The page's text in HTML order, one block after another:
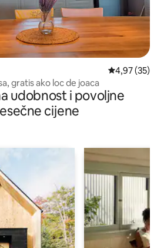
Prosječna
4,97 (35)
gratis ako loc de joaca
udobnost i povoljne
cijene